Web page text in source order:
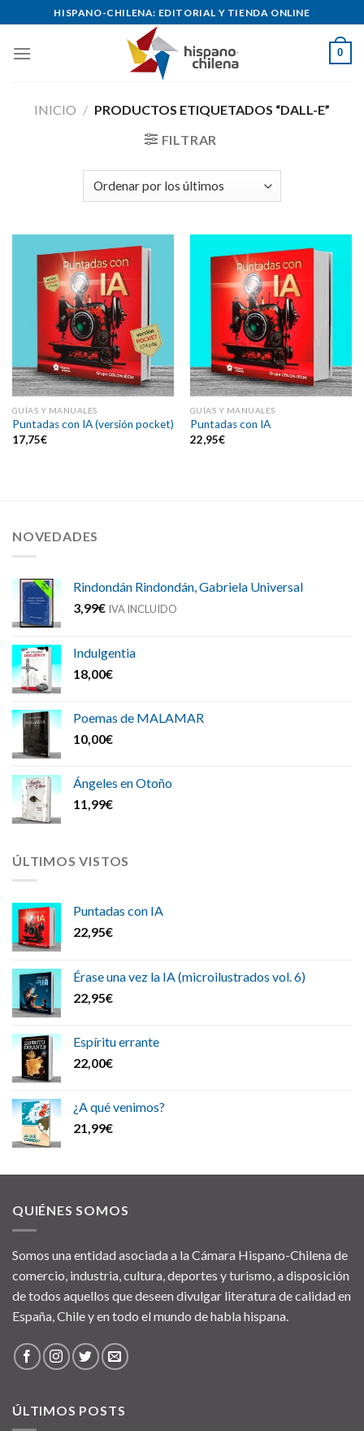
to
content
HISPANO-CHILENA: EDITORIAL Y TIENDA ONLINE
0
INICIO / PRODUCTOS ETIQUETADOS “DALL-E”
FILTRAR
GUÍAS Y MANUALES
Puntadas con IA (versión pocket)
17,75€
GUÍAS Y MANUALES
Puntadas con IA
22,95€
NOVEDADES
Rindondán Rindondán, Gabriela Universal
3,99€ IVA INCLUIDO
Indulgentia
18,00€
Poemas de MALAMAR
10,00€
Ángeles en Otoño
11,99€
ÚLTIMOS VISTOS
Puntadas con IA
22,95€
Érase una vez la IA (microilustrados vol. 6)
22,95€
Espíritu errante
22,00€
¿A qué venimos?
21,99€
QUIÉNES SOMOS
Somos una entidad asociada a la Cámara Hispano-Chilena de
comercio, industria, cultura, deportes y turismo, a disposición
de todos aquellos que deseen divulgar literatura de calidad en
España, Chile y en todo el mundo de habla hispana.
ÚLTIMOS POSTS